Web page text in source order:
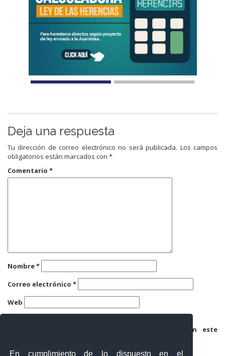
En cumplimiento de lo dispuesto en el
Deja una respuesta
Tu dirección de correo electrónico no será publicada. Los campos
obligatorios están marcados con *
Comentario *
Nombre*
Correo electrónico *
Web
Guarda mi nombre, correo electrónico y web en este